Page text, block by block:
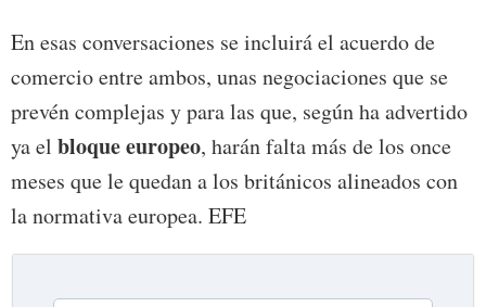
En esas conversaciones se incluirá el acuerdo de
comercio entre ambos, unas negociaciones que se
prevén complejas y para las que, según ha advertido
ya el bloqueeuropeo, harán falta más de los once
meses que le quedan a los británicos alineados con
la normativa europea. EFE